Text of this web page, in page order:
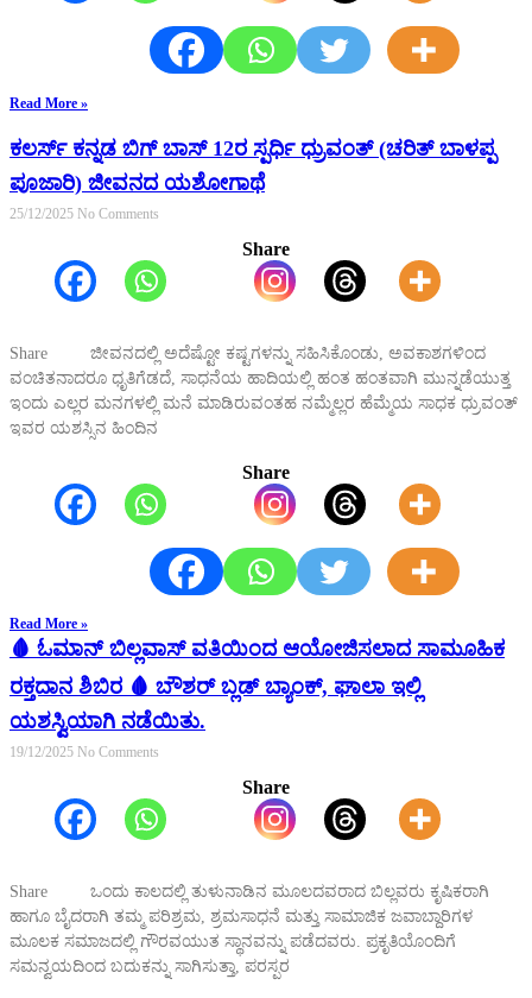
Read More »
ಕಲರ್ಸ್ ಕನ್ನಡ ಬಿಗ್ ಬಾಸ್ 12ರ ಸ್ಪರ್ಧಿ ಧ್ರುವಂತ್ (ಚರಿತ್ ಬಾಳಪ್ಪ
ಪೂಜಾರಿ) ಜೀವನದ ಯಶೋಗಾಥೆ
25/12/2025 No Comments
Share
Share ಜೀವನದಲ್ಲಿ ಅದೆಷ್ಟೋ ಕಷ್ಟಗಳನ್ನು ಸಹಿಸಿಕೊಂಡು, ಅವಕಾಶಗಳಿಂದ
ವಂಚಿತನಾದರೂ ಧೃತಿಗೆಡದೆ, ಸಾಧನೆಯ ಹಾದಿಯಲ್ಲಿ ಹಂತ ಹಂತವಾಗಿ ಮುನ್ನಡೆಯುತ್ತ
ಇಂದು ಎಲ್ಲರ ಮನಗಳಲ್ಲಿ ಮನೆ ಮಾಡಿರುವಂತಹ ನಮ್ಮೆಲ್ಲರ ಹೆಮ್ಮೆಯ ಸಾಧಕ ಧ್ರುವಂತ್
ಇವರ ಯಶಸ್ಸಿನ ಹಿಂದಿನ
Share
Read More »
🩸 ಓಮಾನ್ ಬಿಲ್ಲವಾಸ್ ವತಿಯಿಂದ ಆಯೋಜಿಸಲಾದ ಸಾಮೂಹಿಕ
ರಕ್ತದಾನ ಶಿಬಿರ 🩸 ಬೌಶರ್ ಬ್ಲಡ್ ಬ್ಯಾಂಕ್, ಘಾಲಾ ಇಲ್ಲಿ
ಯಶಸ್ವಿಯಾಗಿ ನಡೆಯಿತು.
19/12/2025 No Comments
Share
Share ಒಂದು ಕಾಲದಲ್ಲಿ ತುಳುನಾಡಿನ ಮೂಲದವರಾದ ಬಿಲ್ಲವರು ಕೃಷಿಕರಾಗಿ
ಹಾಗೂ ಬೈದರಾಗಿ ತಮ್ಮ ಪರಿಶ್ರಮ, ಶ್ರಮಸಾಧನೆ ಮತ್ತು ಸಾಮಾಜಿಕ ಜವಾಬ್ದಾರಿಗಳ
ಮೂಲಕ ಸಮಾಜದಲ್ಲಿ ಗೌರವಯುತ ಸ್ಥಾನವನ್ನು ಪಡೆದವರು. ಪ್ರಕೃತಿಯೊಂದಿಗೆ
ಸಮನ್ವಯದಿಂದ ಬದುಕನ್ನು ಸಾಗಿಸುತ್ತಾ, ಪರಸ್ಪರ